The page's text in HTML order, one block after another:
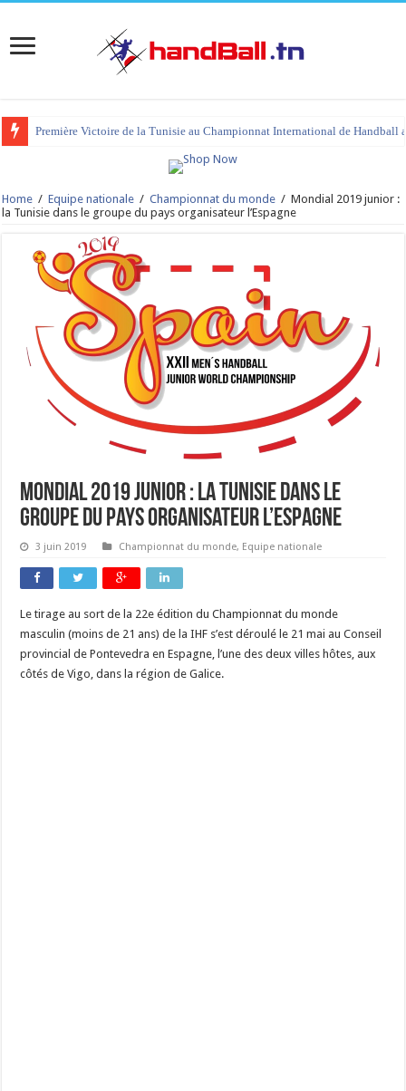
Première Victoire de la Tunisie au Championnat International de Handball
Home / Equipe nationale / Championnat du monde / Mondial 2019 junior :
la Tunisie dans le groupe du pays organisateur l’Espagne
Mondial 2019 junior : la Tunisie dans le
groupe du pays organisateur l’Espagne
3 juin 2019 Championnat du monde, Equipe nationale
Le tirage au sort de la 22e édition du Championnat du monde
masculin (moins de 21 ans) de la IHF s’est déroulé le 21 mai au Conseil
provincial de Pontevedra en Espagne, l’une des deux villes hôtes, aux
côtés de Vigo, dans la région de Galice.